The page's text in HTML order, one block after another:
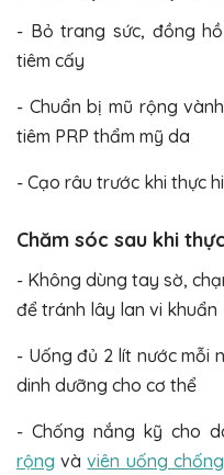
- Bỏ trang sức, đồng
tiêm cấy
- Chuẩn bị mũ rộng
tiêm PRP thẩm mỹ da
- Cạo râu trước khi thực
Chăm sóc sau khi
- Không dùng tay sờ,
để tránh lây lan vi khuẩn
- Uống đủ 2 lít nước mỗi
dinh dưỡng cho cơ thể
- Chống nắng kỹ cho
rộng vàviên uống